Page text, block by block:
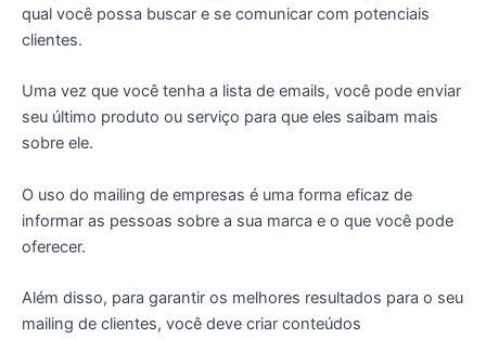
qual você possa buscar e se comunicar com potenciais
clientes.
Uma vez que você tenha a lista de emails, você pode enviar
seu último produto ou serviço para que eles saibam mais
sobre ele.
O uso do mailing de empresas é uma forma eficaz de
informar as pessoas sobre a sua marca e o que você pode
oferecer.
Além disso, para garantir os melhores resultados para o seu
mailing de clientes, você deve criar conteúdos